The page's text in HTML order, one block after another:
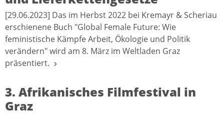
[29.06.2023] Das im Herbst 2022 bei Kremayr & Scheriau
erschienene Buch "Global Female Future: Wie
feministische Kämpfe Arbeit, Ökologie und Politik
verändern" wird am 8. März im Weltladen Graz
präsentiert.
3. Afrikanisches Filmfestival in
Graz